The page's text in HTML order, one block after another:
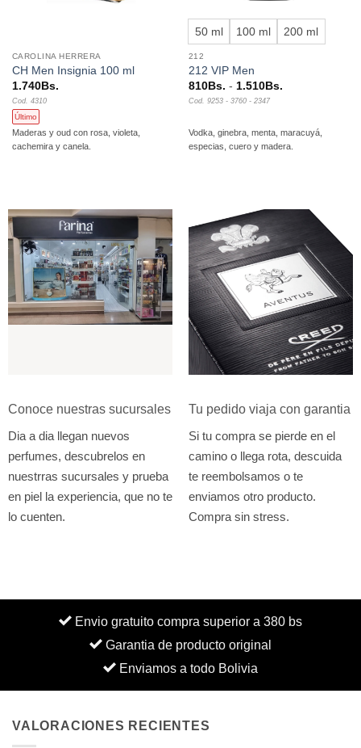
CAROLINA HERRERA
CH Men Insignia 100 ml
1.740Bs.
Cod. 4310
Último
Maderas y oud con rosa, violeta,
cachemira y canela.
50 ml 100 ml 200 ml
212
212 VIP Men
810Bs. - 1.510Bs.
810Bs.
hasta
1.510Bs.
Cod. 9253 - 3760 - 2347
Vodka, ginebra, menta, maracuyá,
especias, cuero y madera.
Conoce nuestras sucursales
Dia a dia llegan nuevos
perfumes, descubrelos en
nuestrras sucursales y prueba
en piel la experiencia, que no te
lo cuenten.
Tu pedido viaja con garantia
Si tu compra se pierde en el
camino o llega rota, descuida
te reembolsamos o te
enviamos otro producto.
Compra sin stress.
Envio gratuito compra superior a 380 bs
Garantia de producto original
Enviamos a todo Bolivia
VALORACIONES RECIENTES